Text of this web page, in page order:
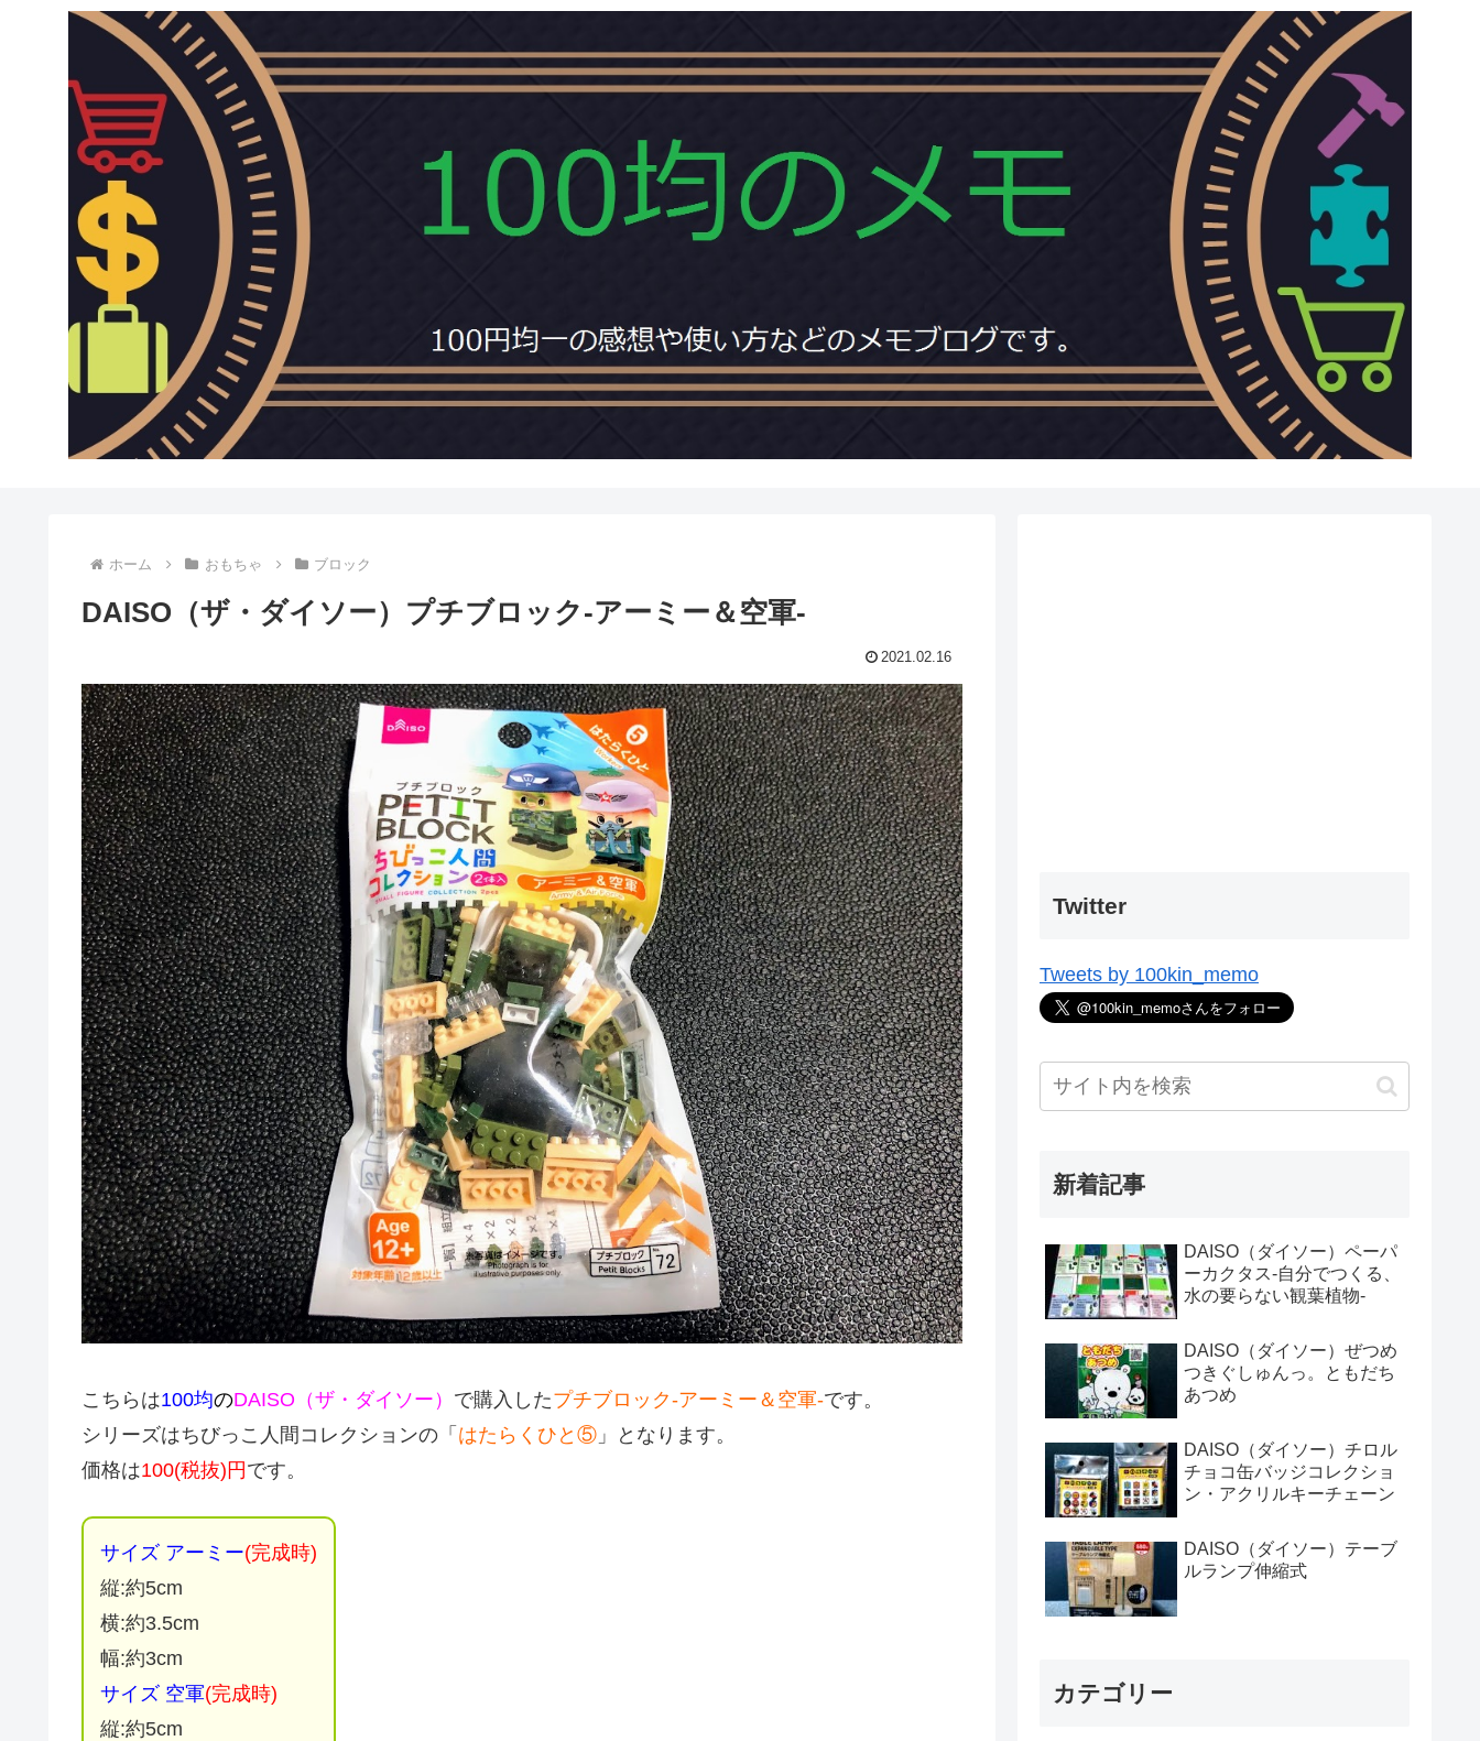
ホーム おもちゃ ブロック
DAISO（ザ・ダイソー）プチブロック-アーミー＆空軍-
2021.02.16
こちらは100均のDAISO（ザ・ダイソー） で購入したプチブロック-アーミー＆空軍-です。
シリーズはちびっこ人間コレクションの「 はたらくひと⑤ 」となります。
価格は100(税抜)円 です。
サイズ アーミー(完成時)
縦:約5cm
横:約3.5cm
幅:約3cm
サイズ 空軍(完成時)
縦:約5cm
Twitter
Tweets by 100kin_memo
新着記事
DAISO（ダイソー）ペーパ
ーカクタス-自分でつくる、
水の要らない観葉植物-
DAISO（ダイソー）ぜつめ
つきぐしゅんっ。ともだち
あつめ
DAISO（ダイソー）チロル
チョコ缶バッジコレクショ
ン・アクリルキーチェーン
DAISO（ダイソー）テーブ
ルランプ伸縮式
カテゴリー